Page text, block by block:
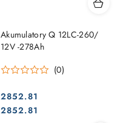
Akumulatory Q 12LC-260/
12V -278Ah
(0)
Cena:
2852.81
Cena:
2852.81